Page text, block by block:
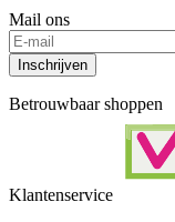
Mail ons
Inschrijven
Betrouwbaar shoppen
Klantenservice